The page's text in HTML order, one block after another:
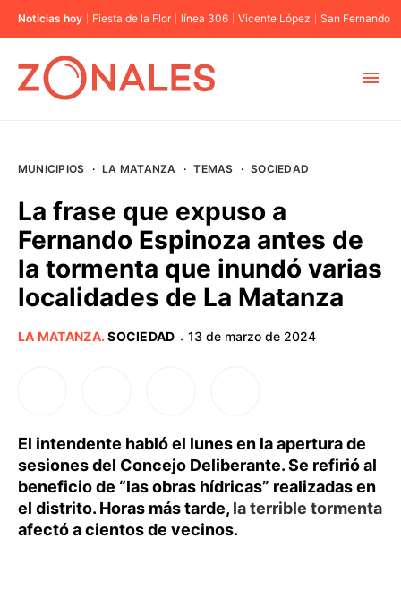
Noticias hoy Fiesta de la Flor línea 306 Vicente López San Fernando
BUENOS AIRES
PROVINCIAS
MUNICIPIOS · LA MATANZA · TEMAS · SOCIEDAD
La frase que expuso a
Fernando Espinoza antes de
la tormenta que inundó varias
localidades de La Matanza
LA MATANZA.SOCIEDAD · 13 de marzo de 2024
El intendente habló el lunes en la apertura de
sesiones del Concejo Deliberante. Se refirió al
beneficio de “las obras hídricas” realizadas en
el distrito. Horas más tarde, la terrible tormenta
afectó a cientos de vecinos.